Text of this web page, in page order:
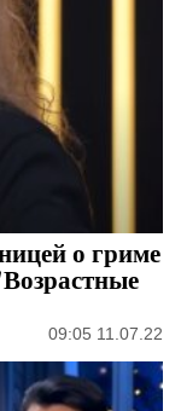
о гриме
09:05 11.07.22